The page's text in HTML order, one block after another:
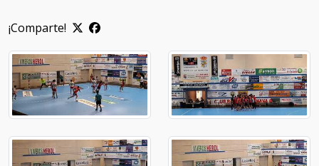
¡Comparte!